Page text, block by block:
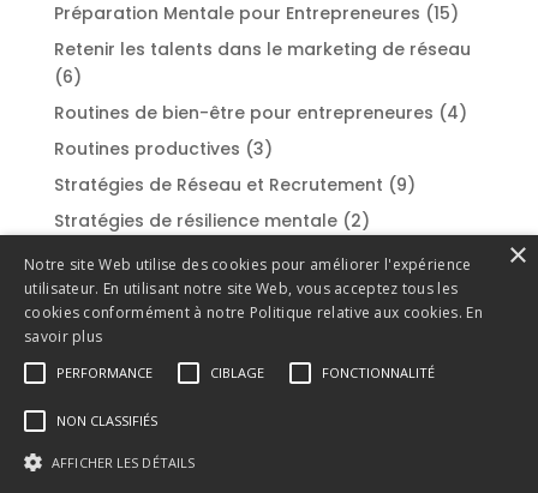
Préparation Mentale pour Entrepreneures (15)
Retenir les talents dans le marketing de réseau
(6)
Routines de bien-être pour entrepreneures (4)
Routines productives (3)
Stratégies de Réseau et Recrutement (9)
Stratégies de résilience mentale(2)
Styles de leadership(2)
Success Stories et Témoignages(1)
Surmonter la procrastination
Techniques de gestion du stress(2)
Témoignages et réussites
×
Notre site Web utilise des cookies pour améliorer l'expérience
utilisateur. En utilisant notre site Web, vous acceptez tous les
cookies conformément à notre Politique relative aux cookies. En
savoir plus
PERFORMANCE CIBLAGE FONCTIONNALITÉ
NON CLASSIFIÉS
AFFICHER LES DÉTAILS